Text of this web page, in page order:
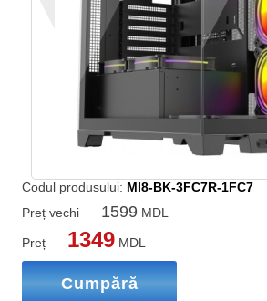
Codul produsului: MI8-BK-3FC7R-1FC7
Preț vechi
1599MDL
Preț 1349 MDL
Cumpără